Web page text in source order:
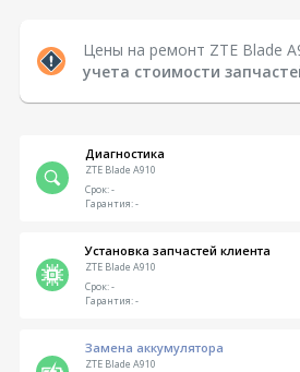
Цены на ремонт ZTE Blade
учета стоимости
Диагностика
ZTE Blade A910
Срок:-
Гарантия:-
Установка запчастей клиента
ZTE Blade A910
Срок:-
Гарантия:-
Замена аккумулятора
ZTE Blade A910